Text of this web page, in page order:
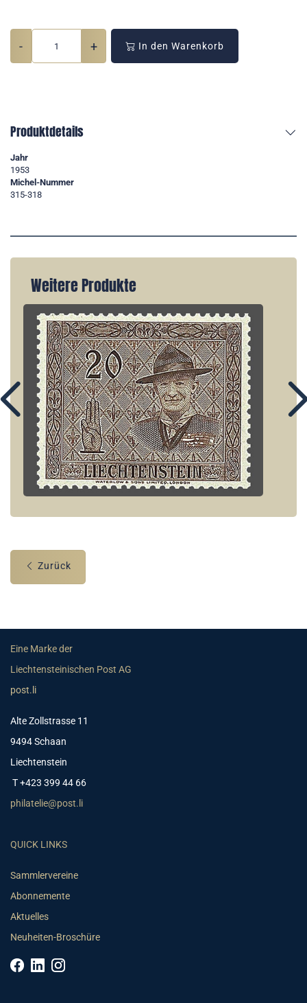
- + In den Warenkorb
Produktdetails
Jahr
1953
Michel-Nummer
315-318
Weitere Produkte
Zurück
Eine Marke der
Liechtensteinischen Post AG
post.li
Alte Zollstrasse 11
9494 Schaan
Liechtenstein
T +423 399 44 66
philatelie@post.li
QUICK LINKS
Sammlervereine
Abonnemente
Aktuelles
Neuheiten-Broschüre